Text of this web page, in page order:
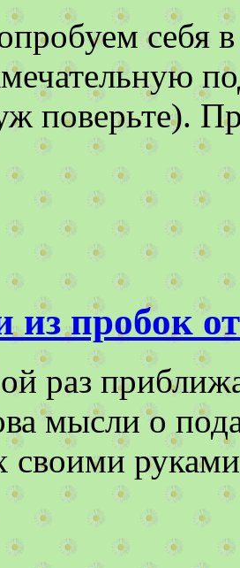
себя
поверьте).
пробок
раз
мысли о
своими